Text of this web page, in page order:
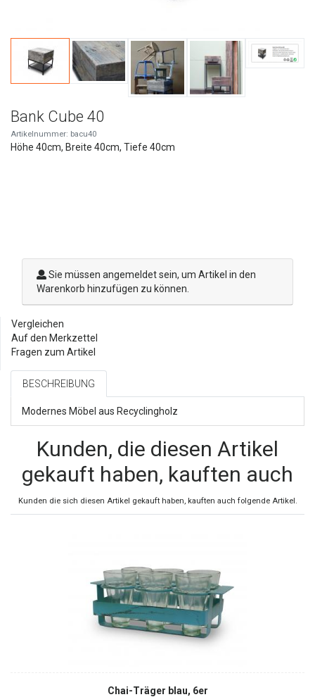
Bank Cube 40
Artikelnummer: bacu40
Höhe 40cm, Breite 40cm, Tiefe 40cm
Sie müssen angemeldet sein, um Artikel in den
Warenkorb hinzufügen zu können.
Vergleichen
Auf den Merkzettel
Fragen zum Artikel
BESCHREIBUNG
Modernes Möbel aus Recyclingholz
Kunden, die diesen Artikel
gekauft haben, kauften auch
Kunden die sich diesen Artikel gekauft haben, kauften auch folgende Artikel.
Chai-Träger blau, 6er